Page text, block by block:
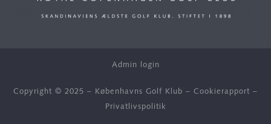
Admin login
Copyright © 2025 – Københavns Golf Klub – Cookierapport –
Privatlivspolitik